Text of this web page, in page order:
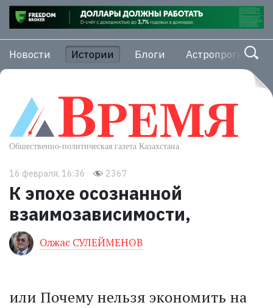
Новости Истории Блоги Астропрогноз
16 февраля, 16:36 2367
К эпохе осознанной
взаимозависимости,
Олжас СУЛЕЙМЕНОВ
или Почему нельзя экономить на